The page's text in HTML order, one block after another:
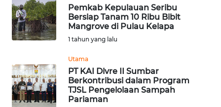
Pemkab Kepulauan Seribu
Bersiap Tanam 10 Ribu Bibit
Mangrove di Pulau Kelapa
1 tahun yang lalu
Utama
PT KAI Divre II Sumbar
Berkontribusi dalam Program
TJSL Pengelolaan Sampah
Pariaman
WN
CIREBON
WN
WN
KUNINGAN